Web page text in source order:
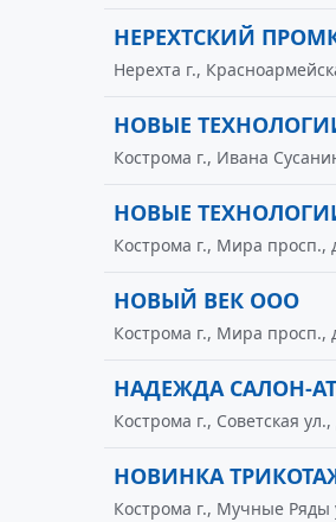
НЕРЕХТСКИЙ
Нерехта г.,
НОВЫЕ
Кострома г., Ивана
НОВЫЕ
Кострома г., Мира просп.,
НОВЫЙ ВЕК ООО
Кострома г., Мира просп.,
НАДЕЖДА САЛОН-
Кострома г., Советская
НОВИНКА
Кострома г., Мучные Ряды